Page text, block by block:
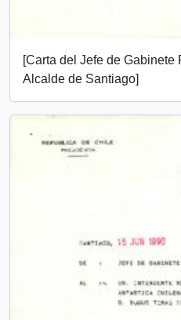
[Carta del Jefe de Gabinete
Alcalde de Santiago]